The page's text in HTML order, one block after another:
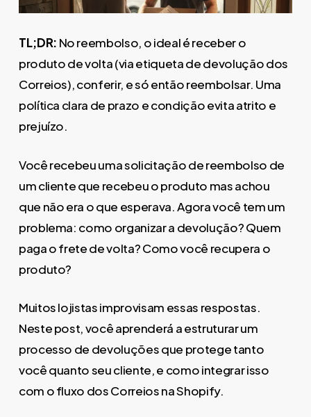
TL;DR: No reembolso, o ideal é receber o
produto de volta (via etiqueta de devolução dos
Correios), conferir, e só então reembolsar. Uma
política clara de prazo e condição evita atrito e
prejuízo.
Você recebeu uma solicitação de reembolso de
um cliente que recebeu o produto mas achou
que não era o que esperava. Agora você tem um
problema: como organizar a devolução? Quem
paga o frete de volta? Como você recupera o
produto?
Muitos lojistas improvisam essas respostas.
Neste post, você aprenderá a estruturar um
processo de devoluções que protege tanto
você quanto seu cliente, e como integrar isso
com o fluxo dos Correios na Shopify.